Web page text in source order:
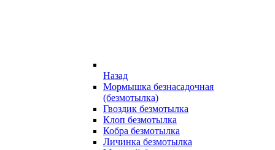
Назад
Мормышка безнасадочная
(безмотылка)
Гвоздик безмотылка
Клоп безмотылка
Кобра безмотылка
Личинка безмотылка